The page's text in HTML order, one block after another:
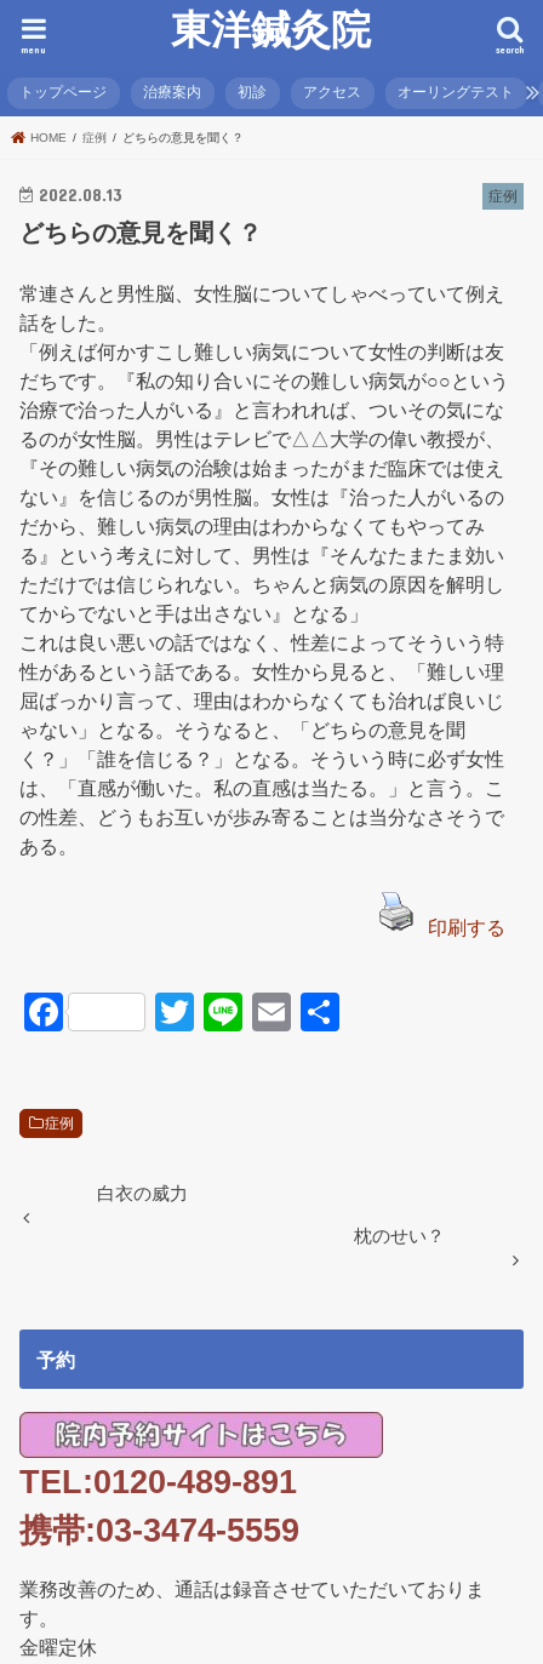
東洋鍼灸院 search
menu
トップページ 治療案内 初診 アクセス オーリングテスト
HOME 症例 どちらの意見を聞く？
症例
2022.08.13
どちらの意見を聞く？
常連さんと男性脳、女性脳についてしゃべっていて例え
話をした。
「例えば何かすこし難しい病気について女性の判断は友
だちです。『私の知り合いにその難しい病気が○○という
治療で治った人がいる』と言われれば、ついその気にな
るのが女性脳。男性はテレビで△△大学の偉い教授が、
『その難しい病気の治験は始まったがまだ臨床では使え
ない』を信じるのが男性脳。女性は『治った人がいるの
だから、難しい病気の理由はわからなくてもやってみ
る』という考えに対して、男性は『そんなたまたま効い
ただけでは信じられない。ちゃんと病気の原因を解明し
てからでないと手は出さない』となる」
これは良い悪いの話ではなく、性差によってそういう特
性があるという話である。女性から見ると、「難しい理
屈ばっかり言って、理由はわからなくても治れば良いじ
ゃない」となる。そうなると、「どちらの意見を聞
く？」「誰を信じる？」となる。そういう時に必ず女性
は、「直感が働いた。私の直感は当たる。」と言う。こ
の性差、どうもお互いが歩み寄ることは当分なさそうで
ある。
印刷する
F
e
T
Li
E
症例
白衣の威力
枕のせい？
予約
TEL:0120-489-891
携帯:03-3474-5559
業務改善のため、通話は録音させていただいておりま
す。
金曜定休